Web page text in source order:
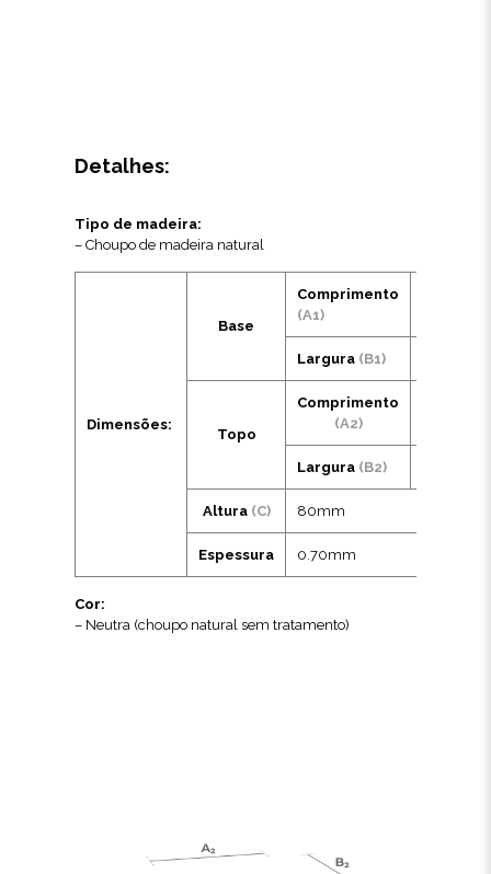
Detalhes:
Tipo de madeira:
– Choupo de madeira natural
Dimensões:
Base
Comprimento
(A1)
Largura (B1)
Topo
Comprimento
(A2)
Largura (B2)
Altura (C) 80mm
Espessura 0.70mm
Cor:
– Neutra (choupo natural sem tratamento)